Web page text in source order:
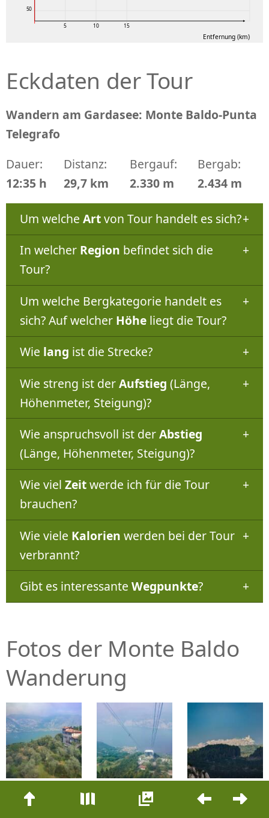
Beitrags-
Navigation
50
5 10 15
Entfernung (km)
Eckdaten der Tour
Wandern am Gardasee: Monte Baldo-Punta
Telegrafo
Dauer:
12:35 h
Distanz:
29,7 km
Bergauf:
2.330 m
Bergab:
2.434 m
Um welche Artvon Tour handelt es sich?
In welcher Region befindet sich die
Tour?
Um welche Bergkategorie handelt es
sich? Auf welcher Höheliegt die Tour?
Wie lang ist die Strecke?
Wie streng ist derAufstieg (Länge,
Höhenmeter, Steigung)?
Wie anspruchsvoll ist derAbstieg
(Länge, Höhenmeter, Steigung)?
Wie viel Zeitwerde ich für die Tour
brauchen?
Wie viele Kalorien werden bei der Tour
verbrannt?
Gibt es interessante Wegpunkte?
Fotos der Monte Baldo
Wanderung